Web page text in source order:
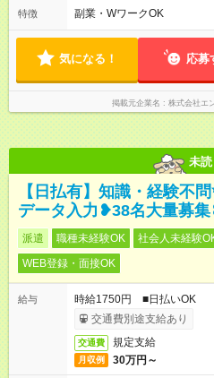
では日給9，810円 121勤務
す。 ＝＝＝＝＝＝＝＝＝＝＝＝＝＝＝＝
■期間：2日間 ※「北海道」
す。 ※東京での研修の場合
担いたします！
得も可能！ ＼毎月希望シフ
談OK
特徴 副業・WワークOK
気になる！ 応募
掲載元企業名 株式会社エ
未読
【日払有】知識・経験不
データ入力❥38名大量募
派遣 職種未経験OK 社会人未経験
WEB登録・面接OK
給与
時給1750円 ■日払いOK
交通費別途支給あり
交通費 規定支給
月収例 30万円～